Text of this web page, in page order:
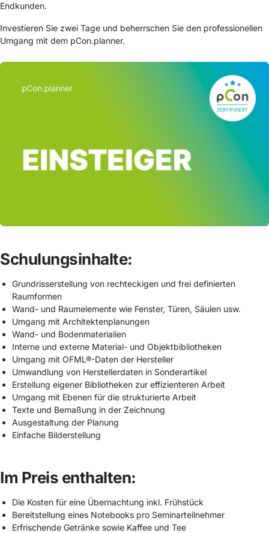
Endkunden.
Investieren Sie zwei Tage und beherrschen Sie den professionellen
Umgang mit dem pCon.planner.
Schulungsinhalte:
Grundrisserstellung von rechteckigen und frei definierten
Raumformen
Wand- und Raumelemente wie Fenster, Türen, Säulen usw.
Umgang mit Architektenplanungen
Wand- und Bodenmaterialien
Interne und externe Material- und Objektbibliotheken
Umgang mit OFML®-Daten der Hersteller
Umwandlung von Herstellerdaten in Sonderartikel
Erstellung eigener Bibliotheken zur effizienteren Arbeit
Umgang mit Ebenen für die strukturierte Arbeit
Texte und Bemaßung in der Zeichnung
Ausgestaltung der Planung
Einfache Bilderstellung
Im Preis enthalten:
Die Kosten für eine Übernachtung inkl. Frühstück
Bereitstellung eines Notebooks pro Seminarteilnehmer
Erfrischende Getränke sowie Kaffee und Tee